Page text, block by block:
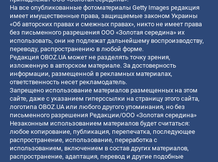
На все опубликованные фотоматериалы Getty Images редакция
имеет имущественные права, защищаемые законом Украины
«Об авторских правах и смежных правах», никто не имеет права
без письменного разрешения ООО «Золотая середина» их
использовать, они не подлежат дальнейшему воспроизводству,
переводу, распространению в любой форме.
Редакция OBOZ.UA может не разделять точку зрения,
изложенную в авторском материале. За достоверность
информации, размещенной в рекламных материалах,
ответственность несет рекламодатель.
Запрещено использование материалов размещенных на этом
сайте, даже с указанием гиперссылки на страницу этого сайта,
логотипа OBOZ.UA или любого другого упоминания, но без
письменного разрешения Редакции/ООО «Золотая середина»
Незаконным использованием материалов будет считаться:
любое копирование, публикация, перепечатка, последующее
распространение, использование, переработка с
использованием, включением в состав других материалов,
распространение, адаптация, перевод и другие подобные